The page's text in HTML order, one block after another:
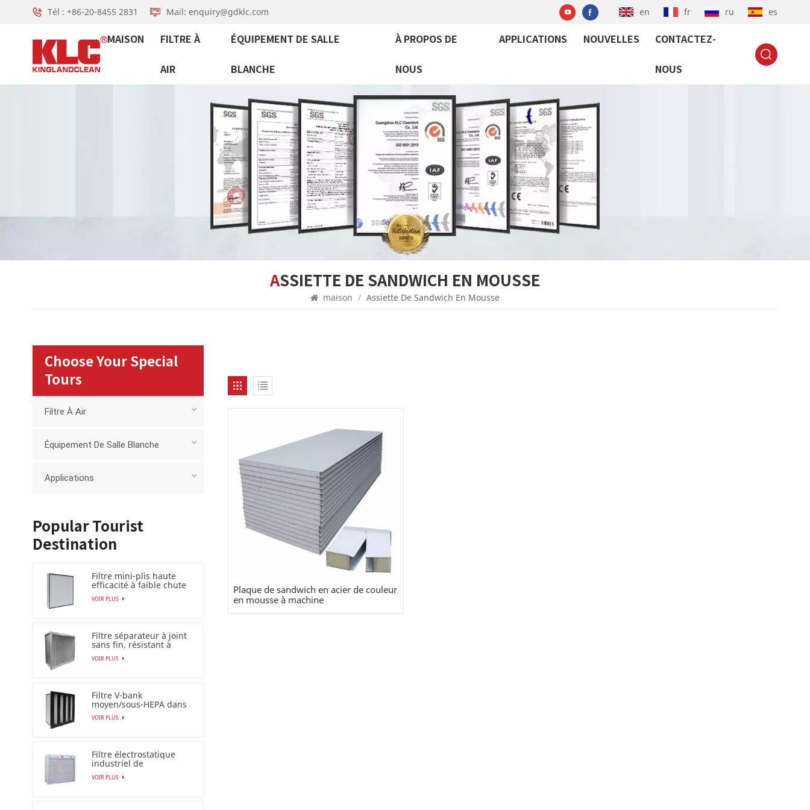
Tél : +86-20-8455 2831 Mail: enquiry@gdklc.com en fr ru es
MAISON FILTRE À
AIR
ÉQUIPEMENT DE SALLE
BLANCHE
À PROPOS DE
NOUS
APPLICATIONS NOUVELLES CONTACTEZ-
NOUS
ASSIETTE DE SANDWICH EN MOUSSE
maison / Assiette De Sandwich En Mousse
Plaque de sandwich en acier de couleur
en mousse à machine
Choose Your Special
Tours
Filtre À Air
Équipement De Salle Blanche
Applications
Popular Tourist
Destination
Filtre mini-plis haute
efficacité à faible chute
de pression (HEPA
/ULPA)
VOIR PLUS
Filtre séparateur à joint
sans fin, résistant à
l'humidité à 100 %
VOIR PLUS
Filtre V-bank
moyen/sous-HEPA dans
un cadre en plastique
VOIR PLUS
Filtre électrostatique
industriel de
précipitateur pour le
filtre à air Esp
VOIR PLUS